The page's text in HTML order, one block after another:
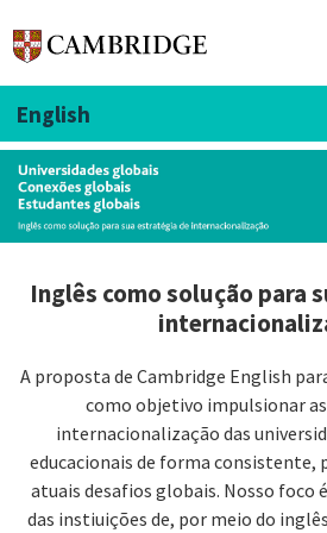
English
Inglês como solução para
A proposta de Cambridge English
como objetivo impulsionar
internacionalização das
educacionais de forma consistente,
atuais desafios globais. Nosso foco
das instiuições de, por meio do